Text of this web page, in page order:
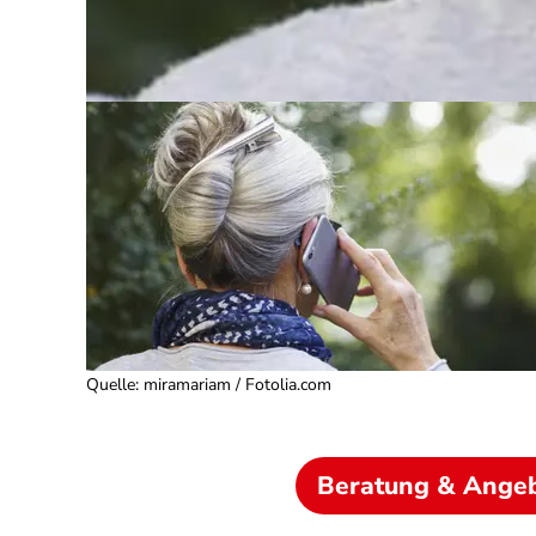
Quelle: miramariam / Fotolia.com
Beratung &